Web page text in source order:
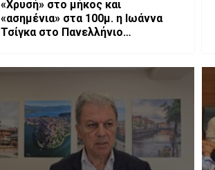
«Χρυσή» στο μήκος και
«ασημένια» στα 100μ. η Ιωάννα
Τσίγκα στο Πανελλήνιο